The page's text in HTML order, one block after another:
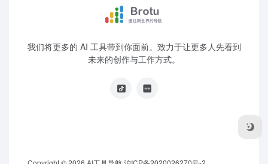
我们将更多的 AI 工具带到你面前。致力于让更多人先看到
未来的创作与工作方式。